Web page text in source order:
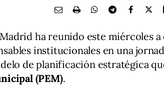
ha reunido este miércoles
institucionales en una
de planificación estratégica
(PEM).